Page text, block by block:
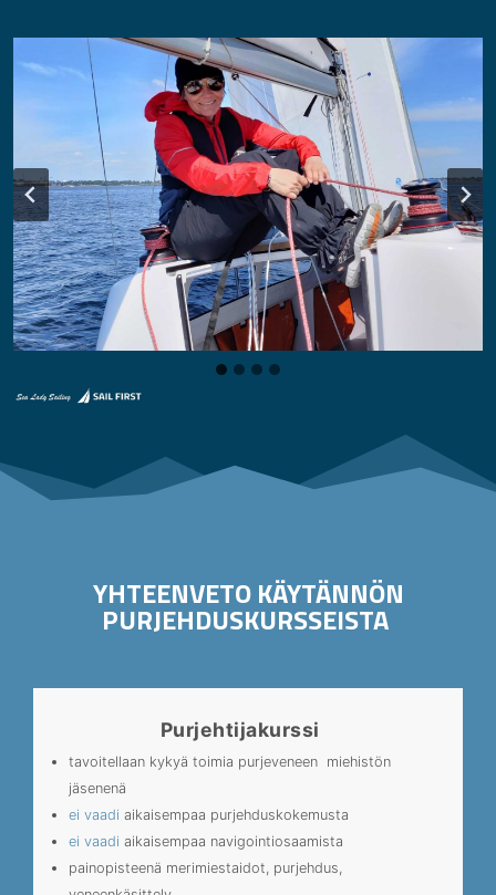
YHTEENVETO KÄYTÄNNÖN
PURJEHDUSKURSSEISTA
Purjehtijakurssi
tavoitellaan kykyä toimia purjeveneen miehistön
jäsenenä
ei vaadi aikaisempaa purjehduskokemusta
ei vaadi aikaisempaa navigointiosaamista
painopisteenä merimiestaidot, purjehdus,